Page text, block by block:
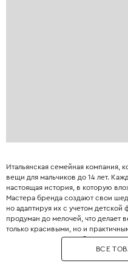
Итальянская семейная компания,
вещи для мальчиков до 14 лет.
настоящая история, в которую
Мастера бренда создают свои
но адаптируя их с учетом
продуман до мелочей, что делает
только красивыми, но и
высоким качеством и
натуральные материалы – мягкий
тёплую шерсть мериноса и
ВСЕ